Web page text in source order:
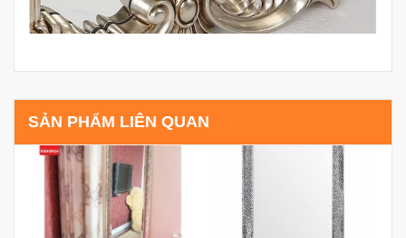
SẢN PHẨM LIÊN QUAN